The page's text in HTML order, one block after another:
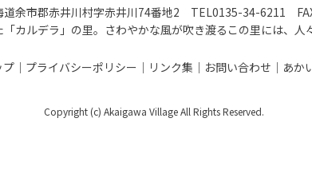
道余市郡赤井川村字赤井川74番地2 TEL0135-34-6211
カルデラ」の里。さわやかな風が吹き渡るこの里には、人
プ プライバシーポリシー リンク集 お問い合わせ あか
Copyright (c) Akaigawa Village All Rights Reserved.